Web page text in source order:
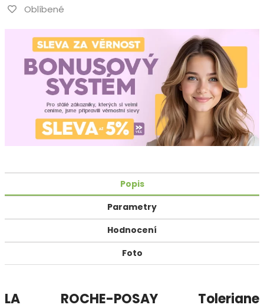
Oblíbené
Popis
Parametry
Hodnocení
Foto
LA ROCHE-POSAY Toleriane